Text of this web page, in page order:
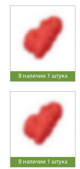
В наличии 1 штука
В наличии 1 штука